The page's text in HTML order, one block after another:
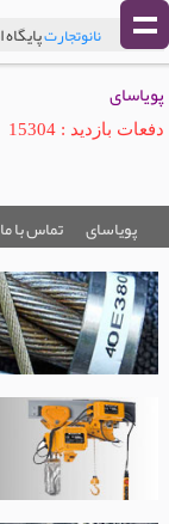
نانوتجارت
پویاسای
دفعات بازدید : 15304
پویاسای تماس با ما